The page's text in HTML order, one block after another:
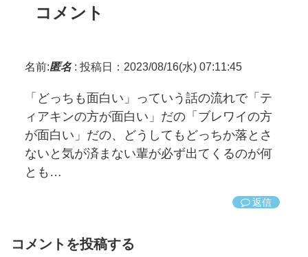
コメント
名前:匿名: 投稿日：2023/08/16(水) 07:11:45
「どっちも面白い」っていう話の流れで「テ
ィアキンの方が面白い」だの「ブレワイの方
が面白い」だの、どうしてもどっちか落とさ
ないと気が済まない輩が必ず出てくるのが何
とも…
返信
コメントを投稿する